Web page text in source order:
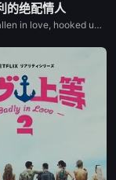
20240503
20240513
的绝配情人
He’s flirted, fallen in love, hooked up, and broken up. He’s even proposed with a candy ring. But now, in the new series Let’s Marry Harry, Harry Jowsey’s ready for the real thing. After traveling all across the Netflix Reality Universe in search of his soulmate (see: Too Hot to Handle and Perfect Match as evidence), Jowsey will date a new pool of potential matches in hopes of ...